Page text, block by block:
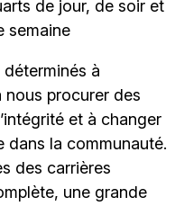
de jour, de soir et
semaine
à
nous procurer des
et à changer
dans la communauté.
des carrières
une grande